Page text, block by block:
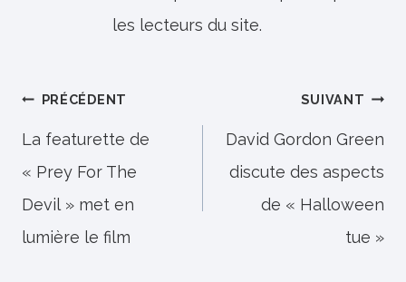
les lecteurs du site.
Navigation
de
l’article
PRÉCÉDENT
La featurette de
« Prey For The
Devil » met en
lumière le film
SUIVANT
David Gordon Green
discute des aspects
de « Halloween
tue »